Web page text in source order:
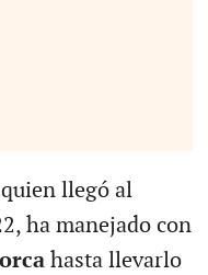
llegó al
ha manejado con
hasta llevarlo